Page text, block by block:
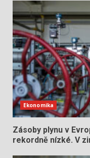
Ekonomika
Zásoby plynu v
rekordně nízké. V